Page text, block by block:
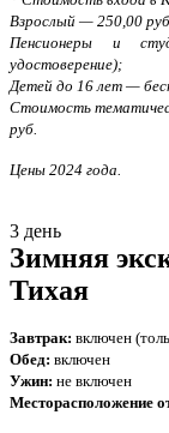
Взрослый — 250,00
Пенсионеры и
удостоверение);
Детей до 16 лет —
Стоимость
руб.
Цены 2024 года.
3 день
Зимняя
Тихая
Завтрак: включен
Обед: включен
Ужин: не включен
Месторасположение